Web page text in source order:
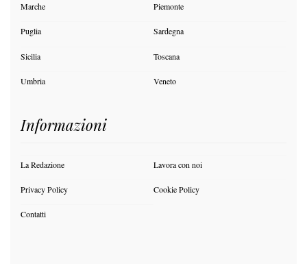
Marche Piemonte
Puglia Sardegna
Sicilia Toscana
Umbria Veneto
Informazioni
La Redazione Lavora con noi
Privacy Policy Cookie Policy
Contatti